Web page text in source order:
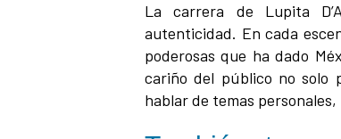
La carrera de Lupita
autenticidad. En cada
poderosas que ha dado
cariño del público no solo
hablar de temas